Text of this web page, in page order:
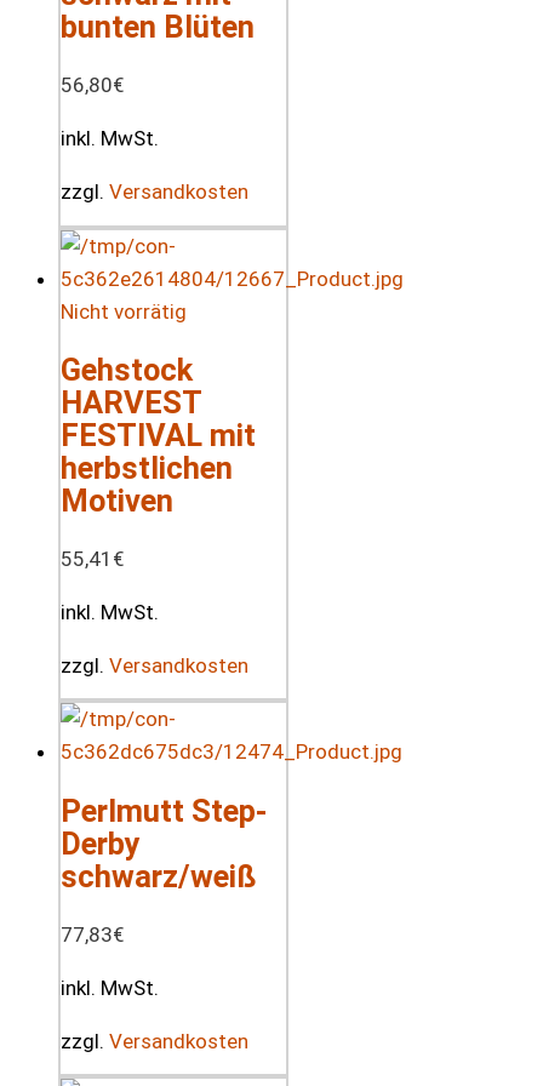
bunten Blüten
56,80€
inkl. MwSt.
zzgl. Versandkosten
Nicht vorrätig
Gehstock
HARVEST
FESTIVAL mit
herbstlichen
Motiven
55,41 €
inkl. MwSt.
zzgl. Versandkosten
Perlmutt Step-
Derby
schwarz/weiß
77,83€
inkl. MwSt.
zzgl. Versandkosten